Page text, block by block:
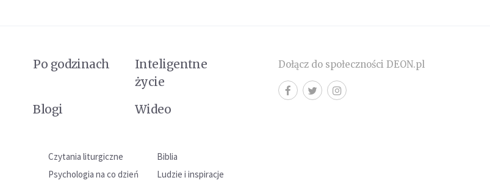
Po godzinach
Inteligentne
życie
Blogi Wideo
Czytania liturgiczne
Biblia
Psychologia na co dzień Ludzie i inspiracje
Dołącz do społeczności DEON.pl